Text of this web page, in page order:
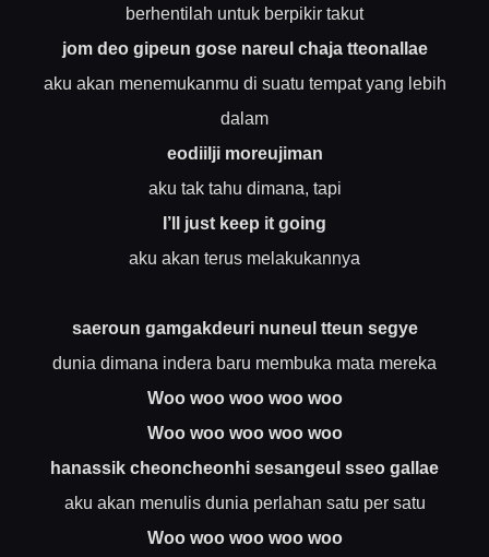
berhentilah untuk berpikir takut
jom deo gipeun gose nareul chaja tteonallae
aku akan menemukanmu di suatu tempat yang lebih
dalam
eodiilji moreujiman
aku tak tahu dimana, tapi
I’ll just keep it going
aku akan terus melakukannya
saeroun gamgakdeuri nuneul tteun segye
dunia dimana indera baru membuka mata mereka
Woo woo woo woo woo
Woo woo woo woo woo
hanassik cheoncheonhi sesangeul sseo gallae
aku akan menulis dunia perlahan satu per satu
Woo woo woo woo woo